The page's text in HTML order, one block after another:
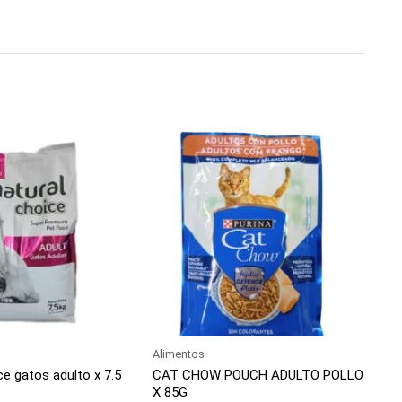
gatos adulto x 7.5
Alimentos
CAT CHOW POUCH ADULTO POLLO
X 85G